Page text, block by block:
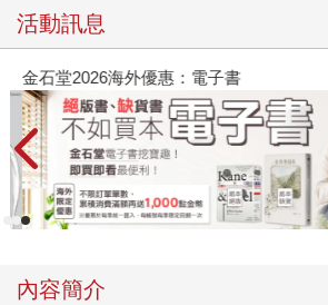
活動訊息
金石堂2026海外優惠：電子書
內容簡介